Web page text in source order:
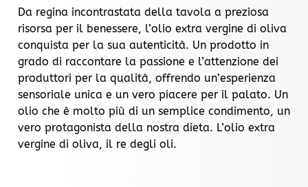
Da regina incontrastata della tavola a preziosa
risorsa per il benessere, l’olio extra vergine di oliva
conquista per la sua autenticità. Un prodotto in
grado di raccontare la passione e l’attenzione dei
produttori per la qualità, offrendo un’esperienza
sensoriale unica e un vero piacere per il palato. Un
olio che è molto più di un semplice condimento, un
vero protagonista della nostra dieta. L’olio extra
vergine di oliva, il re degli oli.